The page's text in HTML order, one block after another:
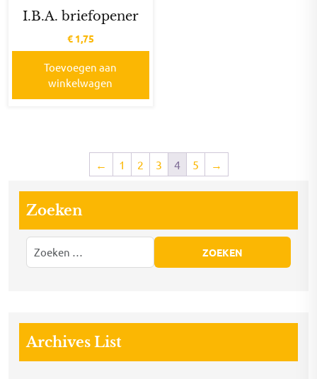
I.B.A. briefopener
€1,75
Toevoegen aan
winkelwagen
← 1 2 3 4 5 →
Zoeken
Archives List